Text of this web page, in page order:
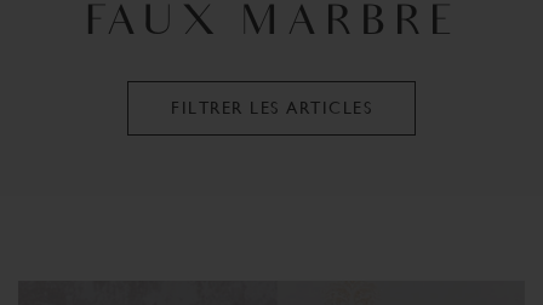
FAUX MARBRE
FILTRER LES ARTICLES